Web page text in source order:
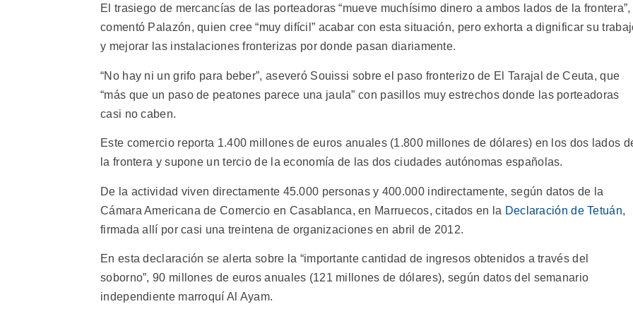
El trasiego de mercancías de las porteadoras “mueve muchísimo dinero a ambos lados de la frontera”,
comentó Palazón, quien cree “muy difícil” acabar con esta situación, pero exhorta a dignificar su
y mejorar las instalaciones fronterizas por donde pasan diariamente.
“No hay ni un grifo para beber”, aseveró Souissi sobre el paso fronterizo de El Tarajal de Ceuta, que
“más que un paso de peatones parece una jaula” con pasillos muy estrechos donde las porteadoras
casi no caben.
Este comercio reporta 1.400 millones de euros anuales (1.800 millones de dólares) en los dos lados
la frontera y supone un tercio de la economía de las dos ciudades autónomas españolas.
De la actividad viven directamente 45.000 personas y 400.000 indirectamente, según datos de la
Cámara Americana de Comercio en Casablanca, en Marruecos, citados en la Declaración de Tetuán,
firmada allí por casi una treintena de organizaciones en abril de 2012.
En esta declaración se alerta sobre la “importante cantidad de ingresos obtenidos a través del
soborno”, 90 millones de euros anuales (121 millones de dólares), según datos del semanario
independiente marroquí Al Ayam.